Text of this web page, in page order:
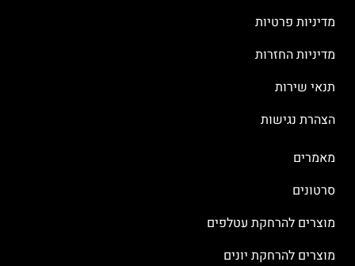
מדיניות פרטיות
מדיניות החזרות
תנאי שירות
הצהרת נגישות
מאמרים
סרטונים
מוצרים להרחקת עטלפים
מוצרים להרחקת יונים